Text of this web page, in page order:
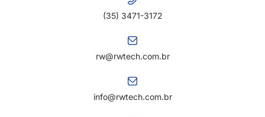
(35) 3471-3172
rw@rwtech.com.br
info@rwtech.com.br